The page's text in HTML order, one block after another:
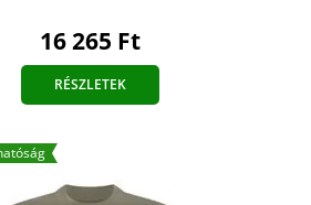
16 265 Ft
RÉSZLETEK